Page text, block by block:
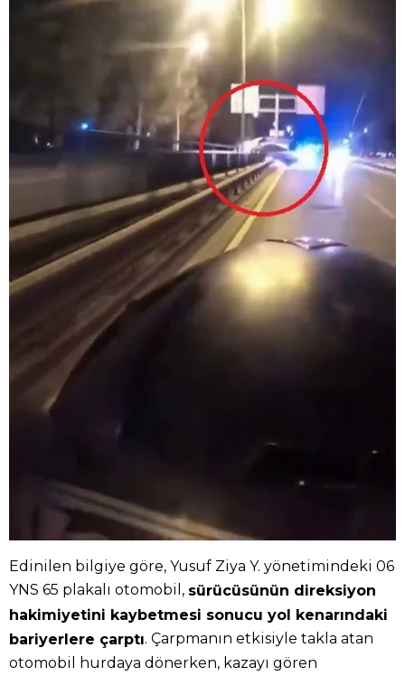
Edinilen bilgiye göre, Yusuf Ziya Y. yönetimindeki 06
YNS 65 plakalı otomobil, sürücüsünün direksiyon
hakimiyetini kaybetmesi sonucu yol kenarındaki
bariyerlere çarptı. Çarpmanın etkisiyle takla atan
otomobil hurdaya dönerken, kazayı gören